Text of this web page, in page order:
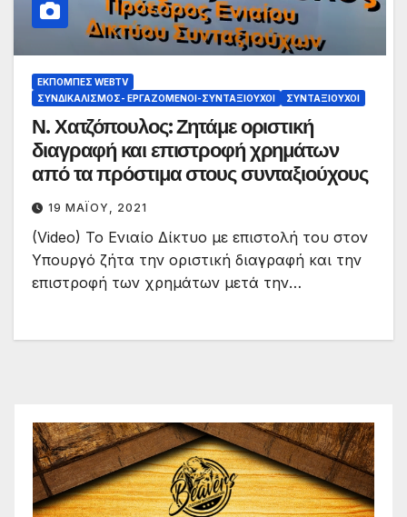
ΕΚΠΟΜΠΈΣ WEBTV
ΣΥΝΔΙΚΑΛΙΣΜΌΣ- ΕΡΓΑΖΌΜΕΝΟΙ-ΣΥΝΤΑΞΙΟΎΧΟΙ
ΣΥΝΤΑΞΙΟΎΧΟΙ
Ν. Χατζόπουλος: Ζητάμε οριστική
διαγραφή και επιστροφή χρημάτων
από τα πρόστιμα στους συνταξιούχους
19 ΜΑΪ́ΟΥ, 2021
(Video) Το Ενιαίο Δίκτυο με επιστολή του στον
Υπουργό ζήτα την οριστική διαγραφή και την
επιστροφή των χρημάτων μετά την…